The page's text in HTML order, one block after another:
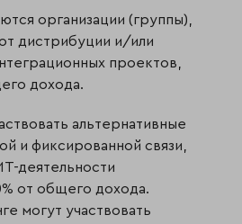
организации (группы),
дистрибуции и/или
проектов,
дохода.
альтернативные
и фиксированной связи,
деятельности
от общего дохода.
могут участвовать